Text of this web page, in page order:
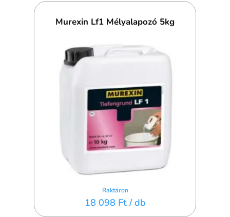
Murexin Lf1 Mélyalapozó 5kg
Raktáron
18 098 Ft / db